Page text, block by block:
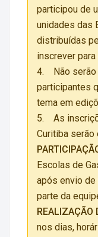
participou de
unidades das
distribuídas
inscrever
4. Não serão
participantes
tema em
5. As
Curitiba serão
Escolas de
após envio
parte da
REALIZAÇÃO
nos dias,